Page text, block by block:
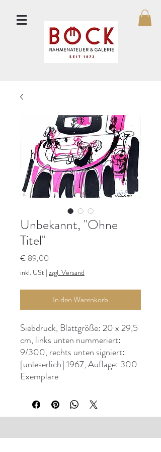
Unbekannt, "Ohne
Titel"
€ 89,00
inkl. USt | zzgl. Versand
In den Warenkorb
Siebdruck, Blattgröße: 20 x 29,5
cm, links unten nummeriert:
9/300, rechts unten signiert:
[unleserlich] 1967, Auflage: 300
Exemplare